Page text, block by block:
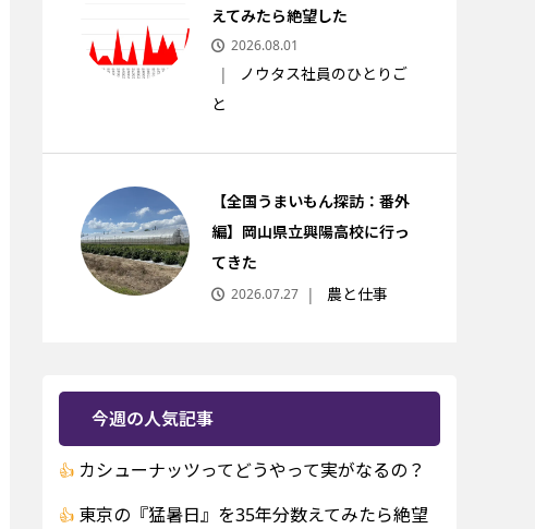
えてみたら絶望した
2026.08.01
ノウタス社員のひとりご
と
【全国うまいもん探訪：番外
編】岡山県立興陽高校に行っ
てきた
2026.07.27 農と仕事
今週の人気記事
カシューナッツってどうやって実がなるの？
東京の『猛暑日』を35年分数えてみたら絶望